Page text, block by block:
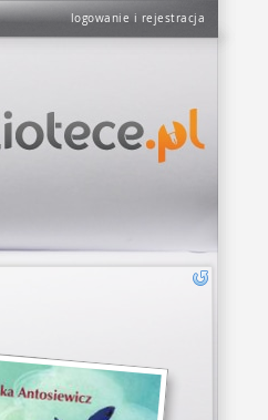
logowanie i rejestracja